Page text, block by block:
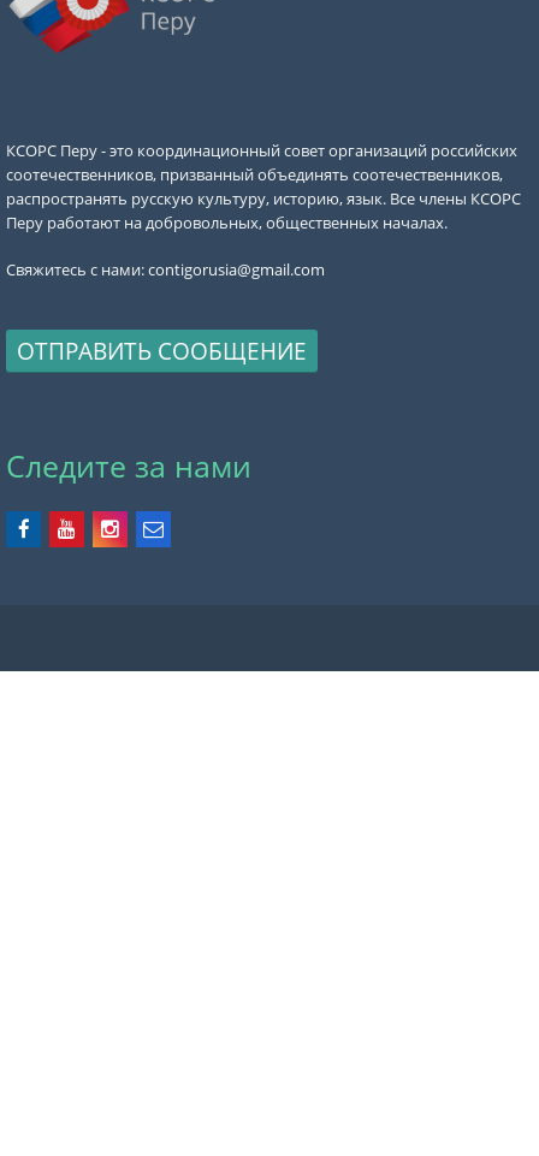
КСОРС Перу - это координационный совет организаций российских
соотечественников, призванный объединять соотечественников,
распространять русскую культуру, историю, язык. Все члены КСОРС
Перу работают на добровольных, общественных началах.
Свяжитесь с нами:contigorusia@gmail.com
ОТПРАВИТЬ СООБЩЕНИЕ
Следите за нами